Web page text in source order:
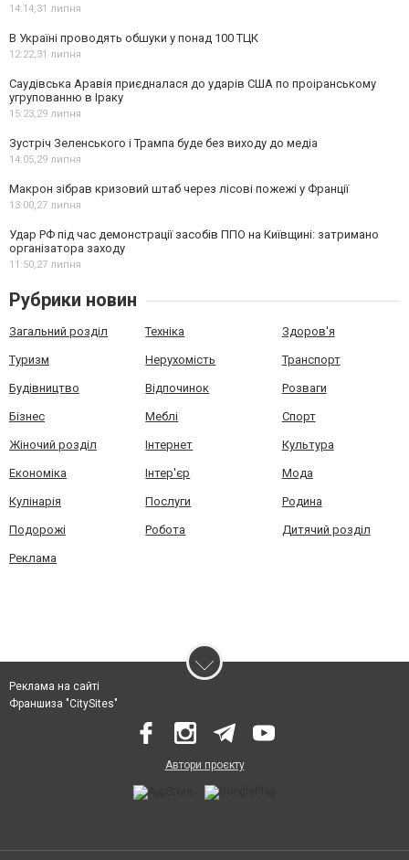
14:14,31 липня
В Україні проводять обшуки у понад 100 ТЦК
12:22,31 липня
Саудівська Аравія приєдналася до ударів США по проіранському
угрупованню в Іраку
15:23,29 липня
Зустріч Зеленського і Трампа буде без виходу до медіа
14:05,29 липня
Макрон зібрав кризовий штаб через лісові пожежі у Франції
13:00,27 липня
Удар РФ під час демонстрації засобів ППО на Київщині: затримано
організатора заходу
11:50,27 липня
Рубрики новин
Загальний розділ Техніка Здоров'я
Туризм Нерухомість Транспорт
Будівництво Відпочинок Розваги
Бізнес Меблі Спорт
Жіночий розділ Інтернет Культура
Економіка Інтер'єр Мода
Кулінарія Послуги Родина
Подорожі Робота Дитячий розділ
Реклама
Реклама на сайті
Франшиза "CitySites"
Автори проєкту